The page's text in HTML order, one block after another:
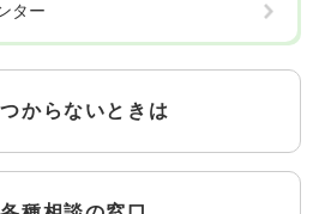
ター
つからないときは